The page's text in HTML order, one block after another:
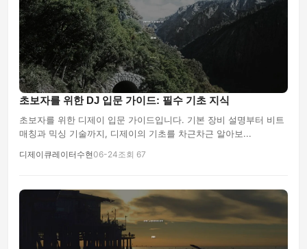
초보자를 위한 DJ 입문 가이드: 필수 기초 지식
초보자를 위한 디제이 입문 가이드입니다. 기본 장비 설명부터 비트
매칭과 믹싱 기술까지, 디제이의 기초를 차근차근 알아보...
디제이큐레이터수현06-24조회 67